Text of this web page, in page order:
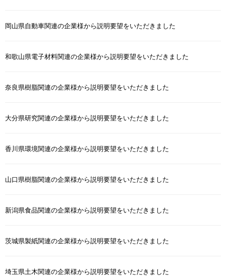
岡山県自動車関連の企業様から説明要望をいただきました
和歌山県電子材料関連の企業様から説明要望をいただきました
奈良県樹脂関連の企業様から説明要望をいただきました
大分県研究関連の企業様から説明要望をいただきました
香川県環境関連の企業様から説明要望をいただきました
山口県樹脂関連の企業様から説明要望をいただきました
新潟県食品関連の企業様から説明要望をいただきました
茨城県製紙関連の企業様から説明要望をいただきました
埼玉県土木関連の企業様から説明要望をいただきました